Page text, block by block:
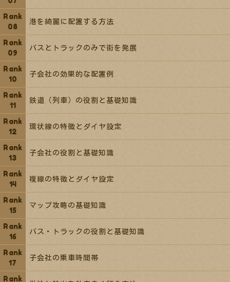
港を綺麗に配置する方法
バスとトラックのみで街を発展
子会社の効果的な配置例
鉄道（列車）の役割と基礎知識
環状線の特徴とダイヤ設定
子会社の役割と基礎知識
複線の特徴とダイヤ設定
マップ攻略の基礎知識
バス・トラックの役割と基礎知識
子会社の乗車時間帯